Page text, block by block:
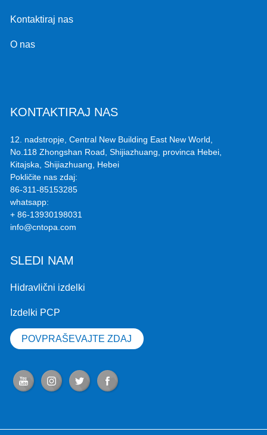
Kontaktiraj nas
O nas
KONTAKTIRAJ NAS
12. nadstropje, Central New Building East New World,
No.118 Zhongshan Road, Shijiazhuang, provinca Hebei,
Kitajska, Shijiazhuang, Hebei
Pokličite nas zdaj:
86-311-85153285
whatsapp:
+ 86-13930198031
info@cntopa.com
SLEDI NAM
Hidravlični izdelki
Izdelki PCP
POVPRAŠEVAJTE ZDAJ